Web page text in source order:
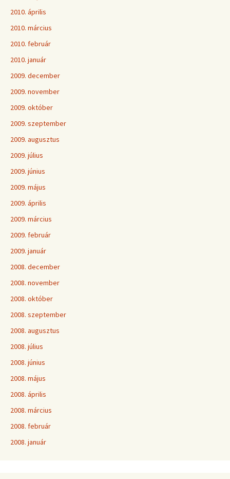
2010. április
2010. március
2010. február
2010. január
2009. december
2009. november
2009. október
2009. szeptember
2009. augusztus
2009. július
2009. június
2009. május
2009. április
2009. március
2009. február
2009. január
2008. december
2008. november
2008. október
2008. szeptember
2008. augusztus
2008. július
2008. június
2008. május
2008. április
2008. március
2008. február
2008. január